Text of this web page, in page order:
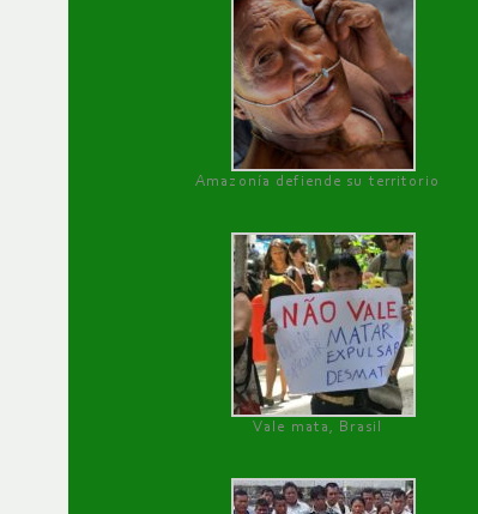
Amazonía defiende su territorio
Vale mata, Brasil